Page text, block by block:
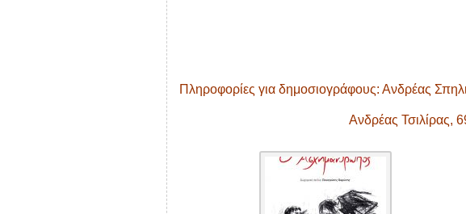
Πληροφορίες για δημοσιογράφους: Ανδρέας
Ανδρέας Τσιλίρας,